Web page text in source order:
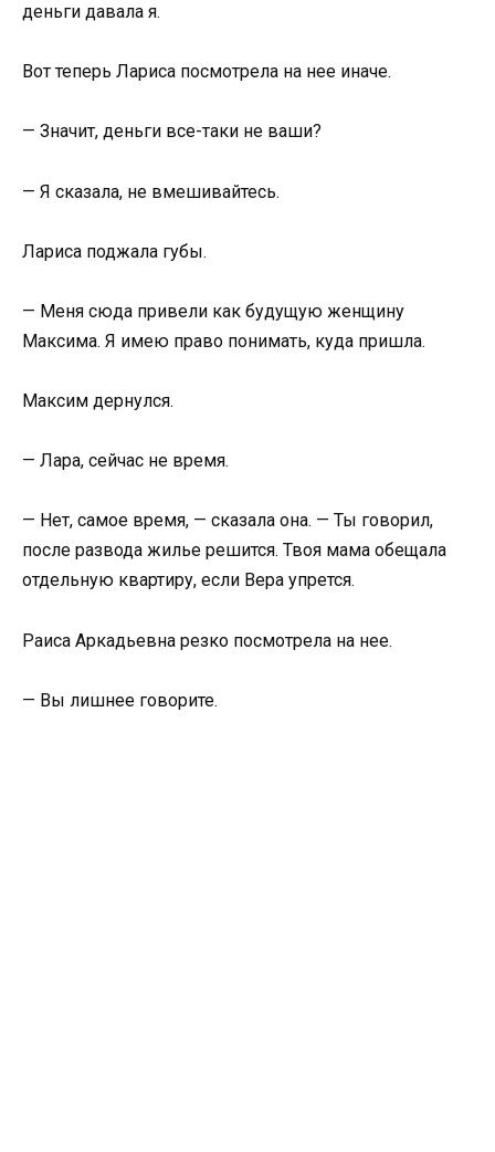
деньги давала я.
Вот теперь Лариса посмотрела на нее иначе.
— Значит, деньги все-таки не ваши?
— Я сказала, не вмешивайтесь.
Лариса поджала губы.
— Меня сюда привели как будущую женщину
Максима. Я имею право понимать, куда пришла.
Максим дернулся.
— Лара, сейчас не время.
— Нет, самое время, — сказала она. — Ты говорил,
после развода жилье решится. Твоя мама обещала
отдельную квартиру, если Вера упрется.
Раиса Аркадьевна резко посмотрела на нее.
— Вы лишнее говорите.